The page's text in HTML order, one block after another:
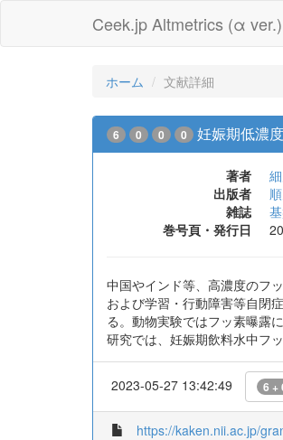
Ceek.jp Altmetrics (α ver.)
ホーム 文献詳細
6 0 0 0 妊娠期低濃
著者
出版者
雑誌
巻号頁・発行日
中国やインド等、高濃度のフ
および学習・行動障害等自閉
る。動物実験ではフッ素曝露
研究では、妊娠期飲料水中フ
2023-05-27 13:42:49 6 +
https://kaken.nii.ac.jp/